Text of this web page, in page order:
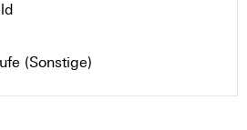
(Sonstige)